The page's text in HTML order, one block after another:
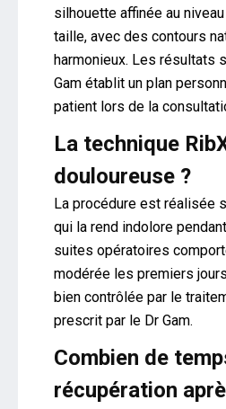
silhouette affinée au
taille, avec des contours
harmonieux. Les résultats
Gam établit un plan
patient lors de la
La technique
douloureuse ?
La procédure est réalisée
qui la rend indolore
suites opératoires
modérée les premiers
bien contrôlée par le
prescrit par le Dr Gam.
Combien de
récupération